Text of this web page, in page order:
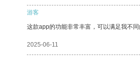
游客
这款app的功能非常丰富，可以满足我不同
2025-06-11